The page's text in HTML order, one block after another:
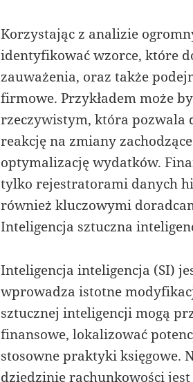
Korzystając z analizie
identyfikować wzorce, które
zauważenia, oraz także
firmowe. Przykładem może
rzeczywistym, która pozwala
reakcję na zmiany
optymalizację wydatków.
tylko rejestratorami danych
również kluczowymi
Inteligencja sztuczna
Inteligencja inteligencja (SI)
wprowadza istotne
sztucznej inteligencji mogą
finansowe, lokalizować
stosowne praktyki księgowe.
dziedzinie rachunkowości